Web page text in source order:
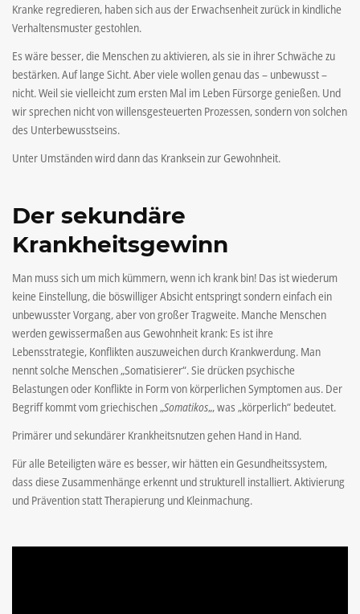
Kranke regredieren, haben sich aus der Erwachsenheit zurück in kindliche
Verhaltensmuster gestohlen.
Es wäre besser, die Menschen zu aktivieren, als sie in ihrer Schwäche zu
bestärken. Auf lange Sicht. Aber viele wollen genau das – unbewusst –
nicht. Weil sie vielleicht zum ersten Mal im Leben Fürsorge genießen. Und
wir sprechen nicht von willensgesteuerten Prozessen, sondern von solchen
des Unterbewusstseins.
Unter Umständen wird dann das Kranksein zur Gewohnheit.
Der sekundäre
Krankheitsgewinn
Man muss sich um mich kümmern, wenn ich krank bin! Das ist wiederum
keine Einstellung, die böswilliger Absicht entspringt sondern einfach ein
unbewusster Vorgang, aber von großer Tragweite. Manche Menschen
werden gewissermaßen aus Gewohnheit krank: Es ist ihre
Lebensstrategie, Konflikten auszuweichen durch Krankwerdung. Man
nennt solche Menschen „Somatisierer“. Sie drücken psychische
Belastungen oder Konflikte in Form von körperlichen Symptomen aus. Der
Begriff kommt vom griechischen „Somatikos„, was „körperlich“ bedeutet.
Primärer und sekundärer Krankheitsnutzen gehen Hand in Hand.
Für alle Beteiligten wäre es besser, wir hätten ein Gesundheitssystem,
dass diese Zusammenhänge erkennt und strukturell installiert. Aktivierung
und Prävention statt Therapierung und Kleinmachung.